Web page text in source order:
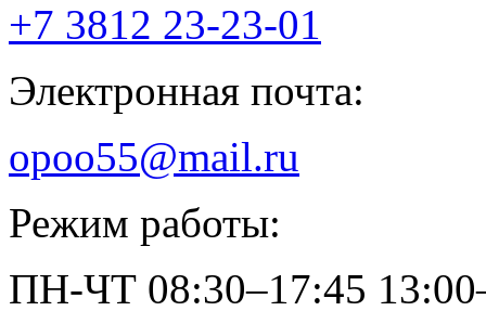
+7 3812 23-23-01
Электронная почта:
opoo55@mail.ru
Режим работы:
ПН-ЧТ 08:30–17:45